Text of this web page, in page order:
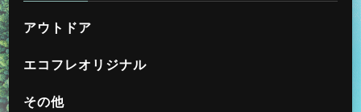
アウトドア
エコフレオリジナル
その他